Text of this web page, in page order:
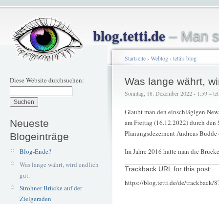
blog.tetti.de– Man
Diese Website durchsuchen:
Neueste
Blogeinträge
Blog-Ende?
Was lange währt, wird endlich
gut.
Strohner Brücke auf der
Zielgeraden
Startseite› Weblog› tetti's blog
Was lange währt,
Sonntag, 18. Dezember 2022 - 1:59 –
Glaubt man den einschlägigen
am Freitag (16.12.2022) durch
Planungsdezernent Andreas
Im Jahre 2016 hatte man die
Trackback URL for this post:
https://blog.tetti.de/de/trackback/